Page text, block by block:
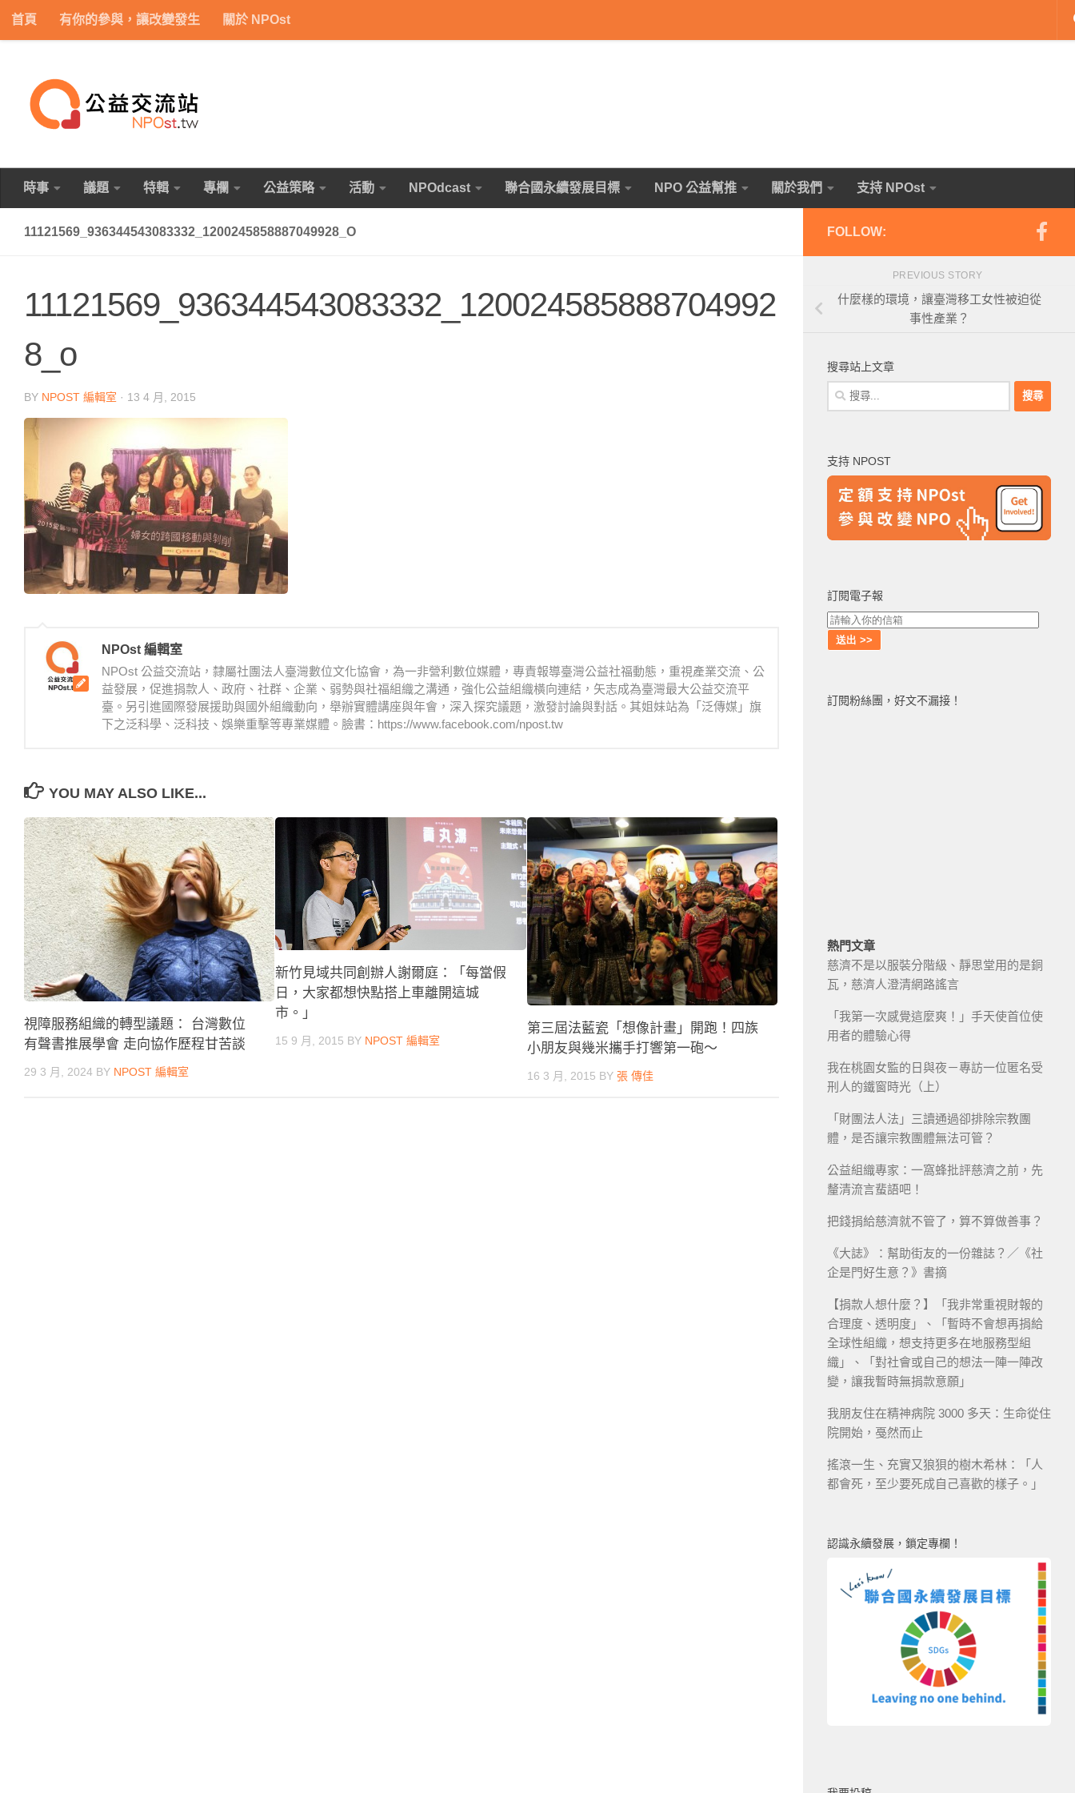
Skip to content
首頁 有你的參與，讓改變發生 關於 NPOst
時事 議題 特輯 專欄 公益策略 活動 NPOdcast 聯合國永續發展目標 NPO 公益幫推 關於我們 支持 NPOst
11121569_936344543083332_1200245858887049928_O
11121569_936344543083332_120024585888704992
8_o
BY NPOST 編輯室 · 13 4 月, 2015
NPOst 編輯室
NPOst 公益交流站，隸屬社團法人臺灣數位文化協會，為一非營利數位媒體，專責報導臺灣公益社福動態，重視產業交流、公
益發展，促進捐款人、政府、社群、企業、弱勢與社福組織之溝通，強化公益組織橫向連結，矢志成為臺灣最大公益交流平
臺。另引進國際發展援助與國外組織動向，舉辦實體講座與年會，深入探究議題，激發討論與對話。其姐妹站為「泛傳媒」旗
下之泛科學、泛科技、娛樂重擊等專業媒體。臉書：https://www.facebook.com/npost.tw
YOU MAY ALSO LIKE...
視障服務組織的轉型議題： 台灣數位
有聲書推展學會 走向協作歷程甘苦談
29 3 月, 2024 BY NPOST 編輯室
新竹見域共同創辦人謝爾庭：「每當假
日，大家都想快點搭上車離開這城
市。」
15 9 月, 2015 BY NPOST 編輯室
第三屆法藍瓷「想像計畫」開跑！四族
小朋友與幾米攜手打響第一砲～
16 3 月, 2015 BY 張 傳佳
FOLLOW:
PREVIOUS STORY
什麼樣的環境，讓臺灣移工女性被迫從
事性產業？
搜尋站上文章
搜
尋
字:
支持 NPOST
訂閱電子報
訂閱粉絲團，好文不漏接！
熱門文章
慈濟不是以服裝分階級、靜思堂用的是銅
瓦，慈濟人澄清網路謠言
「我第一次感覺這麼爽！」手天使首位使
用者的體驗心得
我在桃園女監的日與夜－專訪一位匿名受
刑人的鐵窗時光（上）
「財團法人法」三讀通過卻排除宗教團
體，是否讓宗教團體無法可管？
公益組織專家：一窩蜂批評慈濟之前，先
釐清流言蜚語吧！
把錢捐給慈濟就不管了，算不算做善事？
《大誌》：幫助街友的一份雜誌？／《社
企是門好生意？》書摘
【捐款人想什麼？】「我非常重視財報的
合理度、透明度」、「暫時不會想再捐給
全球性組織，想支持更多在地服務型組
織」、「對社會或自己的想法一陣一陣改
變，讓我暫時無捐款意願」
我朋友住在精神病院 3000 多天：生命從住
院開始，戞然而止
搖滾一生、充實又狼狽的樹木希林：「人
都會死，至少要死成自己喜歡的樣子。」
認識永續發展，鎖定專欄！